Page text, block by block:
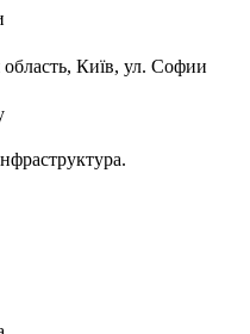
Київ, ул. Софии